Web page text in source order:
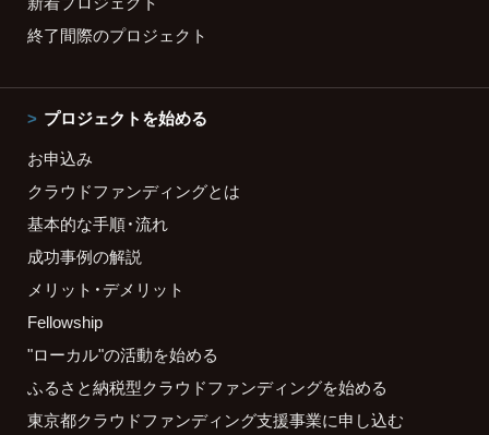
終了間際のプロジェクト
プロジェクトを始める
お申込み
クラウドファンディングとは
基本的な手順・流れ
成功事例の解説
メリット・デメリット
Fellowship
"ローカル"の活動を始める
ふるさと納税型クラウドファンディングを始める
東京都クラウドファンディング支援事業に申し込む